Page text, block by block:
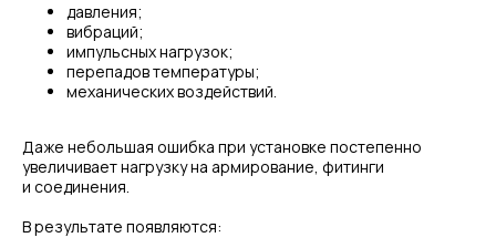
давления;
вибраций;
импульсных нагрузок;
перепадов температуры;
механических воздействий.
Даже небольшая ошибка при установке постепенно
увеличивает нагрузку на армирование, фитинги
и соединения.
В результате появляются: